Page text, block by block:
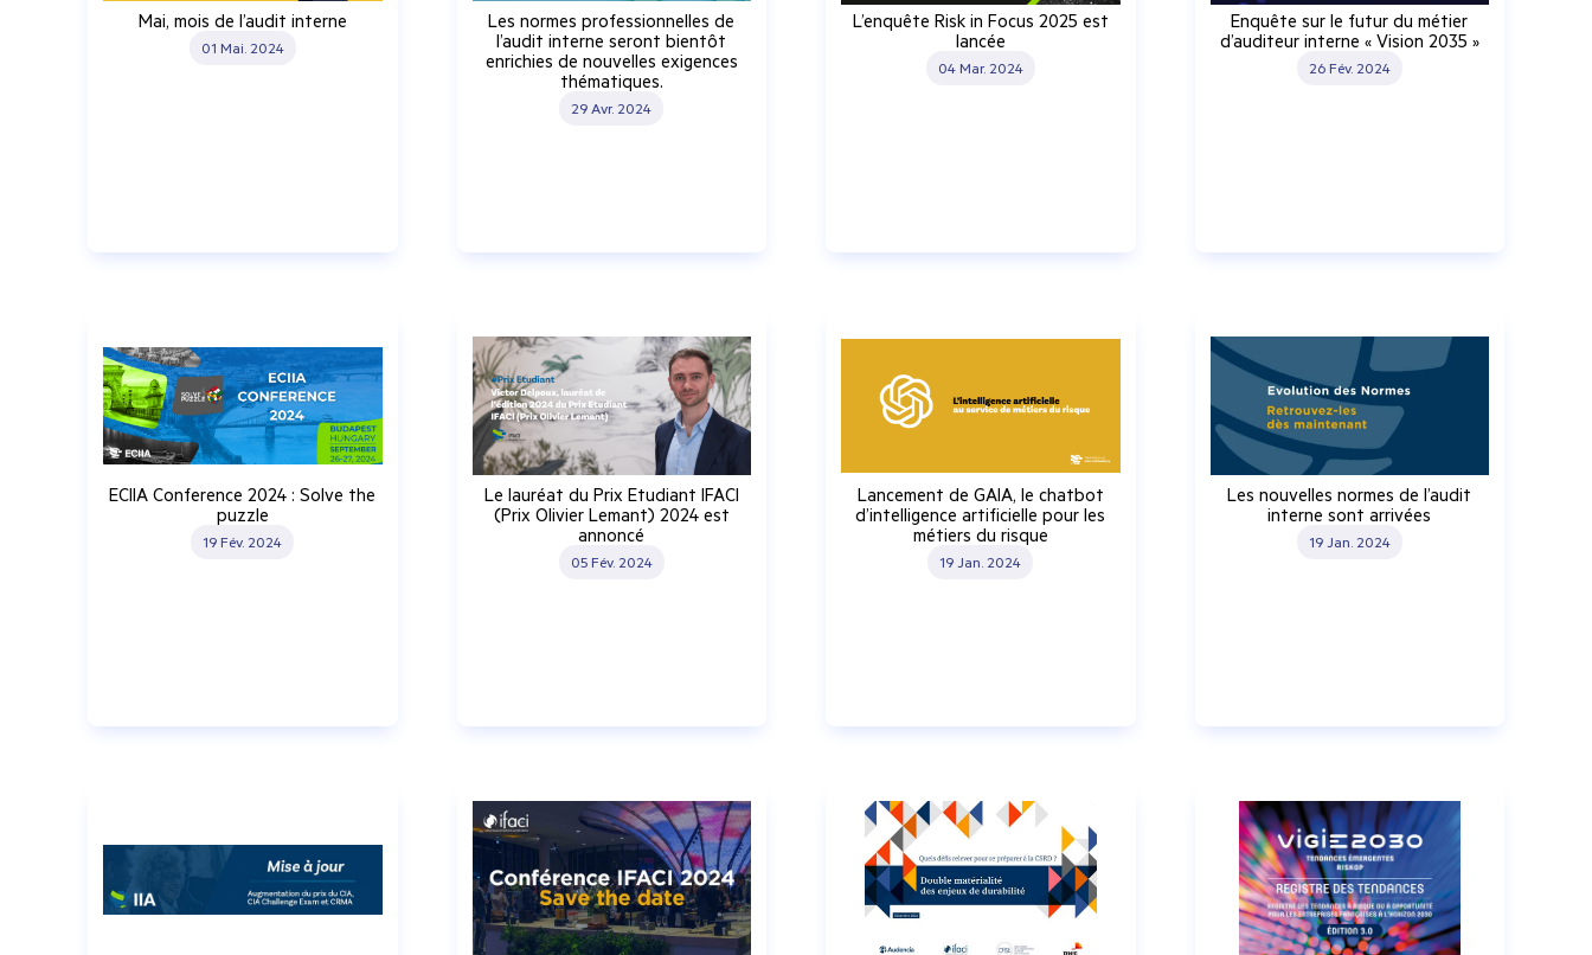
Mai, mois de l’audit interne
01 Mai. 2024
Les normes professionnelles de
l’audit interne seront bientôt
enrichies de nouvelles exigences
thématiques.
29 Avr. 2024
L’enquête Risk in Focus 2025 est
lancée
04 Mar. 2024
Enquête sur le futur du métier
d’auditeur interne « Vision 2035 »
26 Fév. 2024
ECIIA Conference 2024 : Solve the
puzzle
19 Fév. 2024
Le lauréat du Prix Etudiant IFACI
(Prix Olivier Lemant) 2024 est
annoncé
05 Fév. 2024
Lancement de GAIA, le chatbot
d’intelligence artificielle pour les
métiers du risque
19 Jan. 2024
Les nouvelles normes de l’audit
interne sont arrivées
19 Jan. 2024